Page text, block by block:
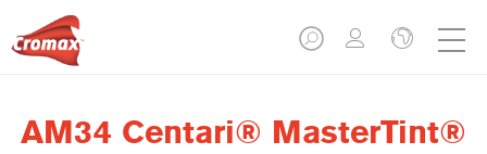
AM34 Centari® MasterTint®